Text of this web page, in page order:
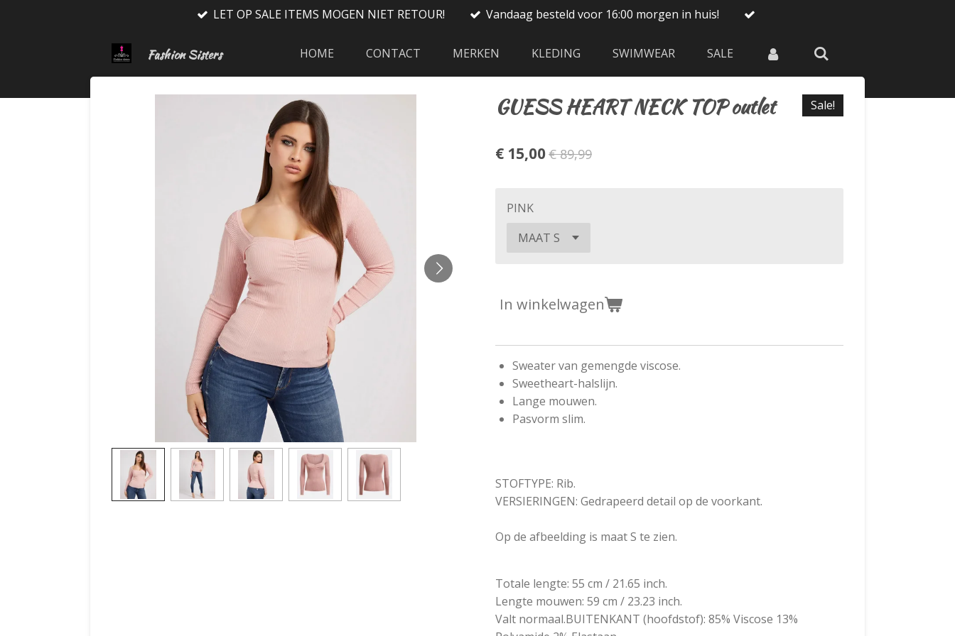
LET OP SALE ITEMS MOGEN NIET RETOUR! Vandaag besteld voor 16:00 morgen in huis!
Fashion Sisters HOME CONTACT MERKEN KLEDING SWIMWEAR SALE
GUESS HEART NECK TOP outlet Sale!
€ 15,00€ 89,99
PINK
In winkelwagen
Sweater van gemengde viscose.
Sweetheart-halslijn.
Lange mouwen.
Pasvorm slim.
STOFTYPE: Rib.
VERSIERINGEN: Gedrapeerd detail op de voorkant.
Op de afbeelding is maat S te zien.
Totale lengte: 55 cm / 21.65 inch.
Lengte mouwen: 59 cm / 23.23 inch.
Valt normaal.BUITENKANT (hoofdstof): 85% Viscose 13%